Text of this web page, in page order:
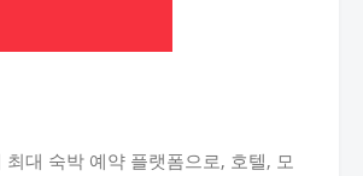
최대 숙박 예약 플랫폼으로, 호텔, 모